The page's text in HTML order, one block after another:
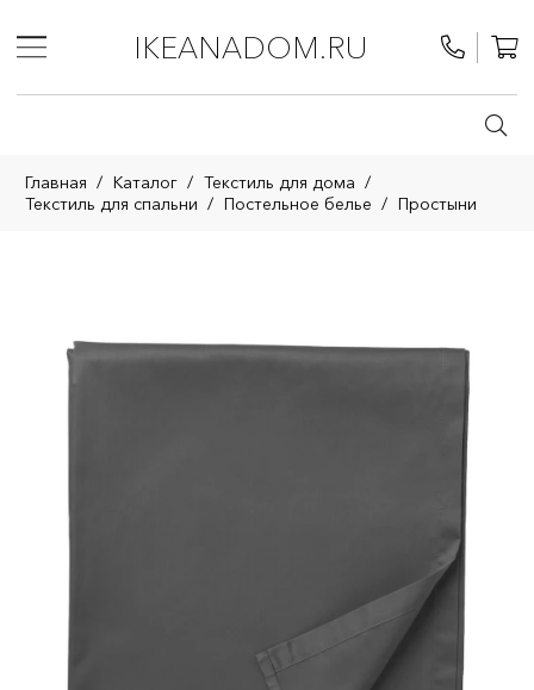
IKEANADOM.RU
Главная / Каталог / Текстиль для дома /
Текстиль для спальни / Постельное белье / Простыни